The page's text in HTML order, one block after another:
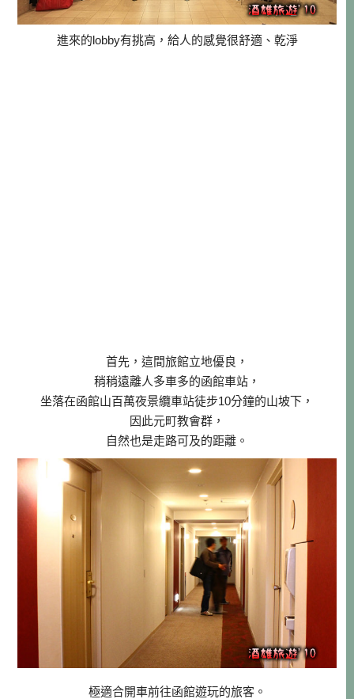
進來的lobby有挑高，給人的感覺很舒適、乾淨
首先，這間旅館立地優良，
稍稍遠離人多車多的函館車站，
坐落在函館山百萬夜景纜車站徒步10分鐘的山坡下，
因此元町教會群，
自然也是走路可及的距離。
極適合開車前往函館遊玩的旅客。